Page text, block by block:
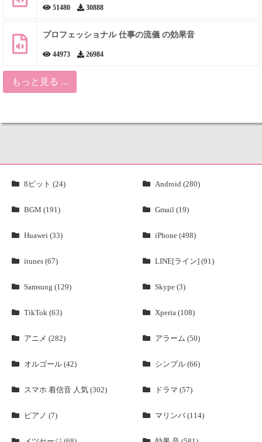
51480 30888
プロフェッショナル 仕事の流儀 の効果音
44973 26984
もっと見る ...
8ビット (24) Android (280)
BGM (191) Gmail (19)
Huawei (33) iPhone (498)
itunes (67) LINE[ライン] (91)
Samsung (129) Skype (3)
TikTok (63) Xperia (108)
アニメ (282) アラーム (50)
オルゴール (42) シンプル (66)
スマホ 着信音 人気 (302) ドラマ (57)
ピアノ (7) マリンバ (114)